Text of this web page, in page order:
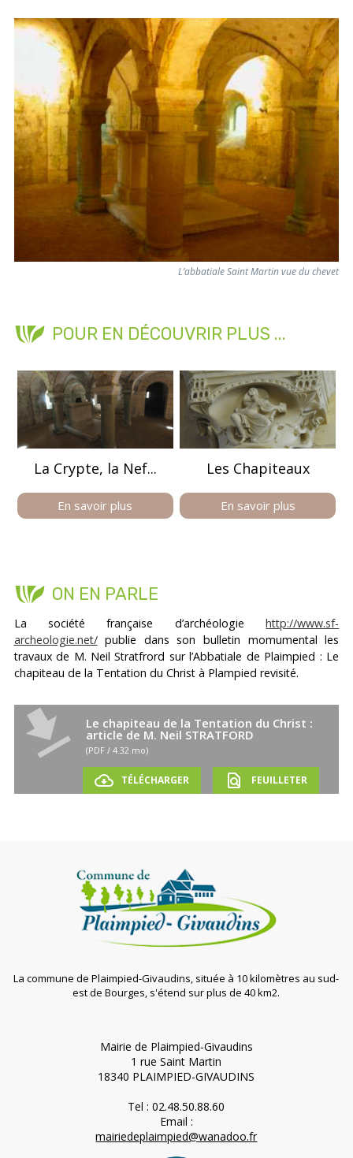
L’abbatiale Saint Martin vue du chevet
POUR EN DÉCOUVRIR PLUS ...
La Crypte, la Nef...
En savoir plus
Les Chapiteaux
En savoir plus
ON EN PARLE
La société française d’archéologiehttp://www.sf-
archeologie.net/publie dans son bulletin momumental les
travaux de M. Neil Stratfrord sur l’Abbatiale de Plaimpied : Le
chapiteau de la Tentation du Christ à Plampied revisité.
file_downloadLe chapiteau de la Tentation du Christ :
article de M. Neil STRATFORD
(PDF / 4.32 mo)
cloud_download TÉLÉCHARGER find_in_page FEUILLETER
La commune de Plaimpied-Givaudins, située à 10 kilomètres au sud-
est de Bourges, s'étend sur plus de 40 km2.
Mairie de Plaimpied-Givaudins
1 rue Saint Martin
18340 PLAIMPIED-GIVAUDINS
Tel : 02.48.50.88.60
Email :
mairiedeplaimpied@wanadoo.fr